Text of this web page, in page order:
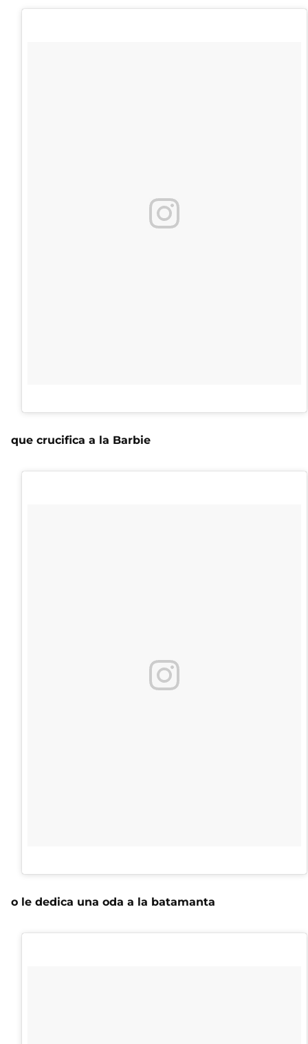
que crucifica a la Barbie
o le dedica una oda a la batamanta